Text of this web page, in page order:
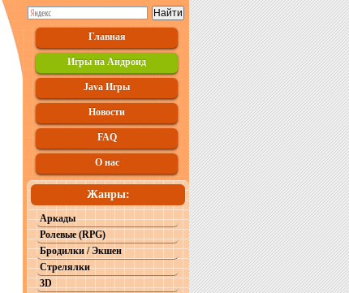
Главная
Игры на Андроид
Java Игры
Новости
FAQ
О нас
Жанры:
Аркады
Ролевые (RPG)
Бродилки / Экшен
Стрелялки
3D